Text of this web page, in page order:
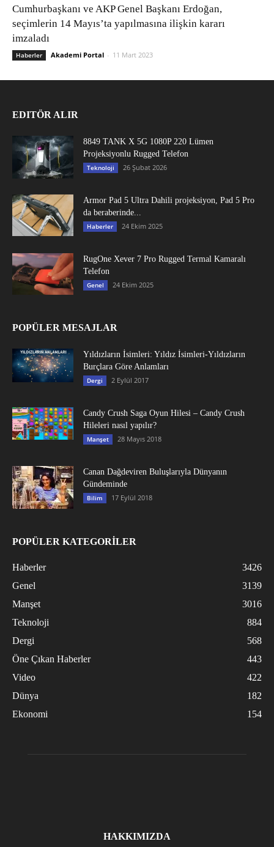
Cumhurbaşkanı ve AKP Genel Başkanı Erdoğan,
seçimlerin 14 Mayıs’ta yapılmasına ilişkin kararı
imzaladı
Haberler Akademi Portal - 11 Mart 2023
EDITÖR ALIR
8849 TANK X 5G 1080P 220 Lümen
Projeksiyonlu Rugged Telefon
Teknoloji 26 Şubat 2026
Armor Pad 5 Ultra Dahili projeksiyon, Pad 5 Pro
da beraberinde...
Haberler 24 Ekim 2025
RugOne Xever 7 Pro Rugged Termal Kamaralı
Telefon
Genel 24 Ekim 2025
POPÜLER MESAJLAR
Yıldızların İsimleri: Yıldız İsimleri-Yıldızların
Burçlara Göre Anlamları
Dergi 2 Eylül 2017
Candy Crush Saga Oyun Hilesi – Candy Crush
Hileleri nasıl yapılır?
Manşet 28 Mayıs 2018
Canan Dağdeviren Buluşlarıyla Dünyanın
Gündeminde
Bilim 17 Eylül 2018
POPÜLER KATEGORİLER
Haberler
3426
Genel
3139
Manşet
3016
Teknoloji
884
Dergi
568
Öne Çıkan Haberler
443
Video
422
Dünya
182
Ekonomi
154
HAKKIMIZDA